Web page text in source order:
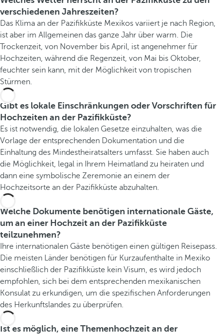
verschiedenen Jahreszeiten?
Das Klima an der Pazifikküste Mexikos variiert je nach Region,
ist aber im Allgemeinen das ganze Jahr über warm. Die
Trockenzeit, von November bis April, ist angenehmer für
Hochzeiten, während die Regenzeit, von Mai bis Oktober,
feuchter sein kann, mit der Möglichkeit von tropischen
Stürmen.
Gibt es lokale Einschränkungen oder Vorschriften für
Hochzeiten an der Pazifikküste?
Es ist notwendig, die lokalen Gesetze einzuhalten, was die
Vorlage der entsprechenden Dokumentation und die
Einhaltung des Mindestheiratsalters umfasst. Sie haben auch
die Möglichkeit, legal in Ihrem Heimatland zu heiraten und
dann eine symbolische Zeremonie an einem der
Hochzeitsorte an der Pazifikküste abzuhalten.
Welche Dokumente benötigen internationale Gäste,
um an einer Hochzeit an der Pazifikküste
teilzunehmen?
Ihre internationalen Gäste benötigen einen gültigen Reisepass.
Die meisten Länder benötigen für Kurzaufenthalte in Mexiko
einschließlich der Pazifikküste kein Visum, es wird jedoch
empfohlen, sich bei dem entsprechenden mexikanischen
Konsulat zu erkundigen, um die spezifischen Anforderungen
des Herkunftslandes zu überprüfen.
Ist es möglich, eine Themenhochzeit an der